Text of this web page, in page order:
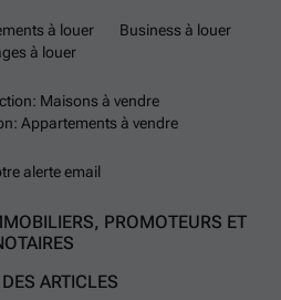
à louer
Business à louer
à louer
Maisons à vendre
Appartements à vendre
alerte email
PROMOTEURS ET
ARTICLES